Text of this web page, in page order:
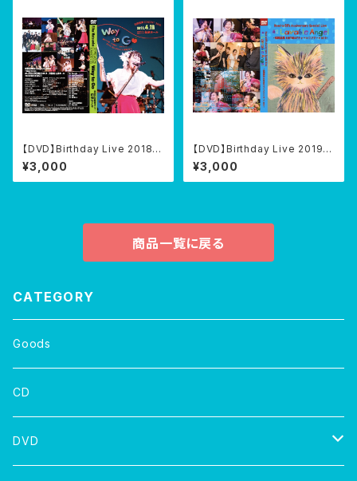
【DVD】Birthday Live 2018
『Way to Go』@伝承ホール 20
18/04/18
¥3,000
【DVD】Birthday Live 2019『L
ovable Angel*･｡＊』@代官山
教会 2019/04/13
¥3,000
商品一覧に戻る
CATEGORY
Goods
CD
DVD